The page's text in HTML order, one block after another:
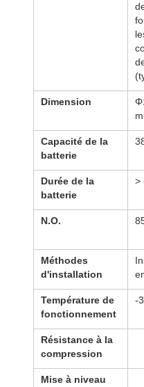
Dimension
Capacité de la
batterie
Durée de la
batterie
>
N.O.
Méthodes
d'installation
Température de
fonctionnement
-
Résistance à la
compression
Mise à niveau